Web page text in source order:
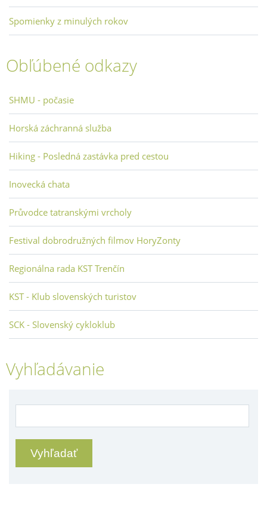
Spomienky z minulých rokov
Obľúbené odkazy
SHMU - počasie
Horská záchranná služba
Hiking - Posledná zastávka pred cestou
Inovecká chata
Průvodce tatranskými vrcholy
Festival dobrodružných filmov HoryZonty
Regionálna rada KST Trenčín
KST - Klub slovenských turistov
SCK - Slovenský cykloklub
Vyhľadávanie